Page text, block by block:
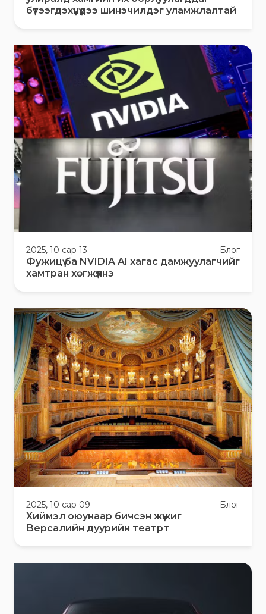
бүтээгдэхүүнүүдээ шинэчилдэг уламжлалтай
2025, 10 сар 13 Блог
Фужицү ба NVIDIA AI хагас дамжуулагчийг
хамтран хөгжүүлнэ
2025, 10 сар 09 Блог
Хиймэл оюунаар бичсэн жүжиг
Версалийн дуурийн театрт